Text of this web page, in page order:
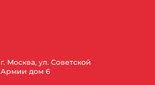
г. Москва, ул. Советской
Армии дом 6